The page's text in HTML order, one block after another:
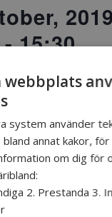
15:30
oktober 2019
Rum
till i kalender
webbplats
system använder
bland annat kakor,
om dig för
2. Prestanda 3.